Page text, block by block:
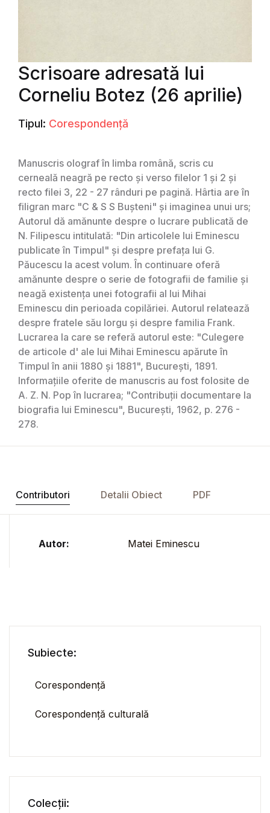
Scrisoare adresată lui
Corneliu Botez (26 aprilie)
Tipul: Corespondență
Manuscris olograf în limba română, scris cu
cerneală neagră pe recto și verso filelor 1 și 2 și
recto filei 3, 22 - 27 rânduri pe pagină. Hârtia are în
filigran marc "C & S S Bușteni" și imaginea unui urs;
Autorul dă amănunte despre o lucrare publicată de
N. Filipescu intitulată: "Din articolele lui Eminescu
publicate în Timpul" și despre prefața lui G.
Păucescu la acest volum. În continuare oferă
amănunte despre o serie de fotografii de familie și
neagă existența unei fotografii al lui Mihai
Eminescu din perioada copilăriei. Autorul relatează
despre fratele său Iorgu și despre familia Frank.
Lucrarea la care se referă autorul este: "Culegere
de articole d' ale lui Mihai Eminescu apărute în
Timpul în anii 1880 și 1881", București, 1891.
Informațiile oferite de manuscris au fost folosite de
A. Z. N. Pop în lucrarea; "Contribuții documentare la
biografia lui Eminescu", București, 1962, p. 276 -
278.
Contributori Detalii Obiect PDF
Autor: Matei Eminescu
Subiecte:
Corespondență
Corespondență culturală
Colecții: